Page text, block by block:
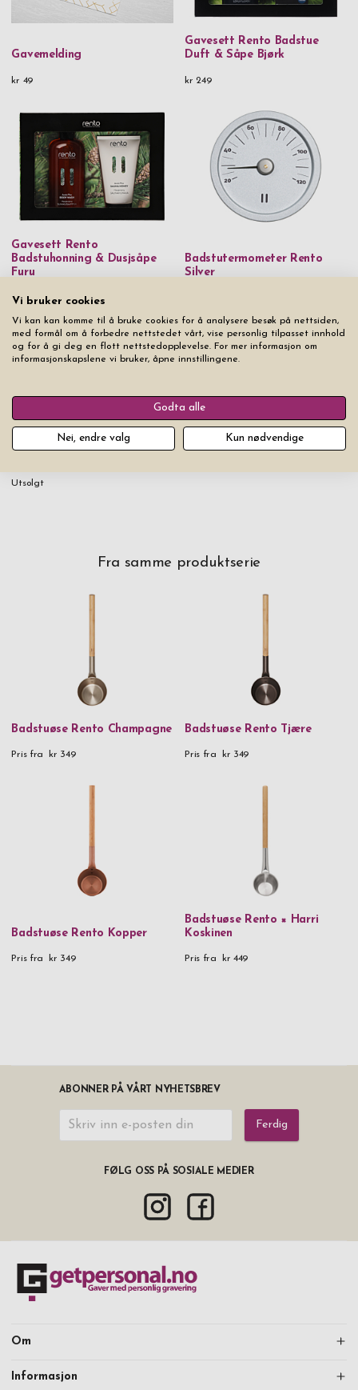
Gavemelding
kr 49
Gavesett Rento Badstue
Duft & Såpe Bjørk
kr 249
Gavesett Rento
Badstuhonning & Dusjsåpe
Furu
kr 299
Badstutermometer Rento
Silver
Utsolgt
Fra samme produktserie
Badstuøse Rento Champagne
Pris fra kr 349
Badstuøse Rento Tjære
Pris fra kr 349
Badstuøse Rento Kopper
Pris fra kr 349
Badstuøse Rento × Harri
Koskinen
Pris fra kr 449
ABONNER PÅ VÅRT NYHETSBREV
Ferdig
FØLG OSS PÅ SOSIALE MEDIER
Om
Informasjon
Vi bruker cookies
Vi kan kan komme til å bruke cookies for å analysere besøk på nettsiden,
med formål om å forbedre nettstedet vårt, vise personlig tilpasset innhold
og for å gi deg en flott nettstedopplevelse. For mer informasjon om
informasjonskapslene vi bruker, åpne innstillingene.
Godta alle
Nei, endre valg Kun nødvendige